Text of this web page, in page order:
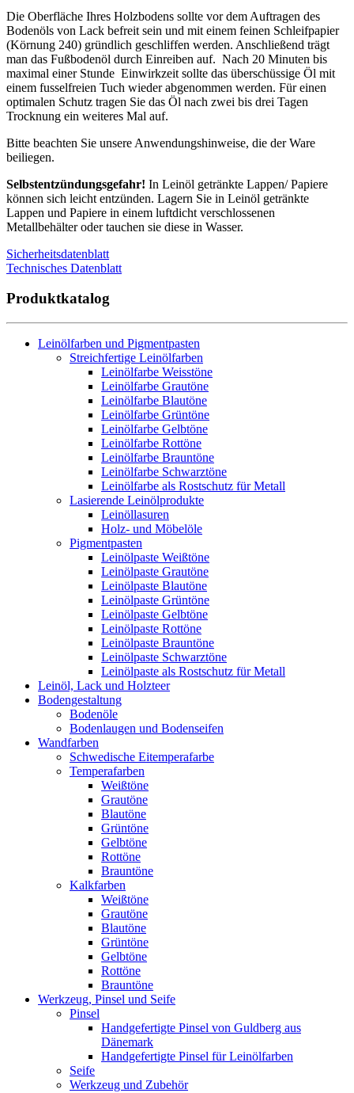
Die Oberfläche Ihres Holzbodens sollte vor dem Auftragen des
Bodenöls von Lack befreit sein und mit einem feinen Schleifpapier
(Körnung 240) gründlich geschliffen werden. Anschließend trägt
man das Fußbodenöl durch Einreiben auf. Nach 20 Minuten bis
maximal einer Stunde Einwirkzeit sollte das überschüssige Öl mit
einem fusselfreien Tuch wieder abgenommen werden. Für einen
optimalen Schutz tragen Sie das Öl nach zwei bis drei Tagen
Trocknung ein weiteres Mal auf.
Bitte beachten Sie unsere Anwendungshinweise, die der Ware
beiliegen.
Selbstentzündungsgefahr! In Leinöl getränkte Lappen/ Papiere
können sich leicht entzünden. Lagern Sie in Leinöl getränkte
Lappen und Papiere in einem luftdicht verschlossenen
Metallbehälter oder tauchen sie diese in Wasser.
Sicherheitsdatenblatt
Technisches Datenblatt
Produktkatalog
Leinölfarben und Pigmentpasten
Streichfertige Leinölfarben
Leinölfarbe Weisstöne
Leinölfarbe Grautöne
Leinölfarbe Blautöne
Leinölfarbe Grüntöne
Leinölfarbe Gelbtöne
Leinölfarbe Rottöne
Leinölfarbe Brauntöne
Leinölfarbe Schwarztöne
Leinölfarbe als Rostschutz für Metall
Lasierende Leinölprodukte
Leinöllasuren
Holz- und Möbelöle
Pigmentpasten
Leinölpaste Weißtöne
Leinölpaste Grautöne
Leinölpaste Blautöne
Leinölpaste Grüntöne
Leinölpaste Gelbtöne
Leinölpaste Rottöne
Leinölpaste Brauntöne
Leinölpaste Schwarztöne
Leinölpaste als Rostschutz für Metall
Leinöl, Lack und Holzteer
Bodengestaltung
Bodenöle
Bodenlaugen und Bodenseifen
Wandfarben
Schwedische Eitemperafarbe
Temperafarben
Weißtöne
Grautöne
Blautöne
Grüntöne
Gelbtöne
Rottöne
Brauntöne
Kalkfarben
Weißtöne
Grautöne
Blautöne
Grüntöne
Gelbtöne
Rottöne
Brauntöne
Werkzeug, Pinsel und Seife
Pinsel
Handgefertigte Pinsel von Guldberg aus
Dänemark
Handgefertigte Pinsel für Leinölfarben
Seife
Werkzeug und Zubehör